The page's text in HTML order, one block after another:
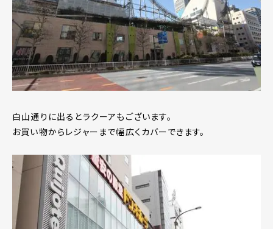
白山通りに出るとラクーアもございます。
お買い物からレジャーまで幅広くカバーできます。